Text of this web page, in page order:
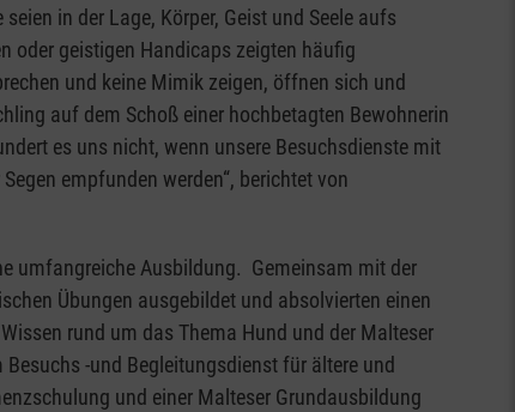
in der Lage, Körper, Geist und Seele aufs
oder geistigen Handicaps zeigten häufig
und keine Mimik zeigen, öffnen sich und
auf dem Schoß einer hochbetagten Bewohnerin
es uns nicht, wenn unsere Besuchsdienste mit
empfunden werden“, berichtet von
umfangreiche Ausbildung. Gemeinsam mit der
Übungen ausgebildet und absolvierten einen
rund um das Thema Hund und der Malteser
-und Begleitungsdienst für ältere und
und einer Malteser Grundausbildung